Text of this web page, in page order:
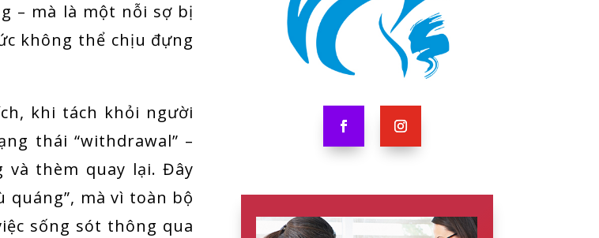
– mà là một nỗi sợ bị
không thể chịu đựng
khi tách khỏi người
thái “withdrawal” –
và thèm quay lại. Đây
quáng”, mà vì toàn bộ
sống sót thông qua